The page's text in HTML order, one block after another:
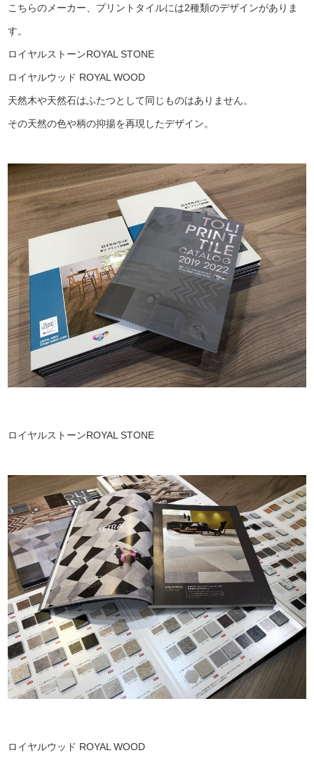
こちらのメーカー、プリントタイルには2種類のデザインがありま
す。
ロイヤルストーンROYAL STONE
ロイヤルウッド ROYAL WOOD
天然木や天然石はふたつとして同じものはありません。
その天然の色や柄の抑揚を再現したデザイン。
ロイヤルストーンROYAL STONE
ロイヤルウッド ROYAL WOOD